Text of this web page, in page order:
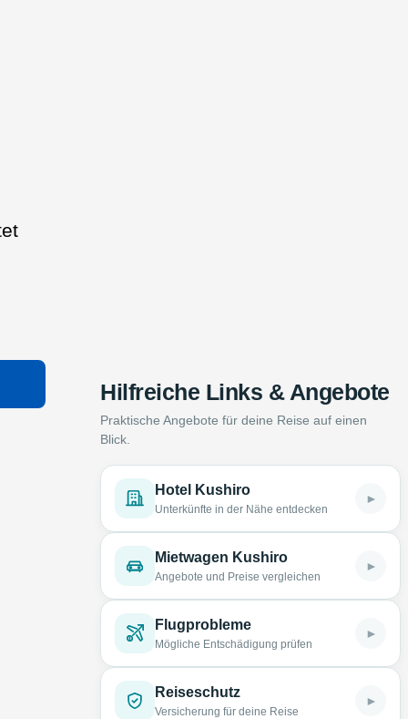
Hilfreiche Links & Angebote
Praktische Angebote für deine Reise auf einen
Blick.
Hotel Kushiro
Unterkünfte in der Nähe entdecken
►
Mietwagen Kushiro
Angebote und Preise vergleichen
►
Flugprobleme
Mögliche Entschädigung prüfen
►
Reiseschutz
Versicherung für deine Reise
►